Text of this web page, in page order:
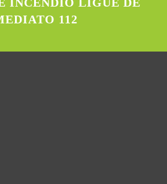
INCÊNDIO LIGUE DE
112